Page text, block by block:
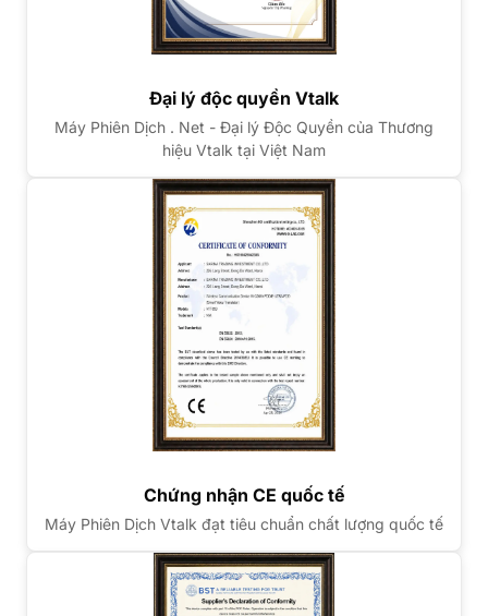
Đại lý độc quyền Vtalk
Máy Phiên Dịch . Net - Đại lý Độc Quyền của Thương
hiệu Vtalk tại Việt Nam
Chứng nhận CE quốc tế
Máy Phiên Dịch Vtalk đạt tiêu chuẩn chất lượng quốc tế